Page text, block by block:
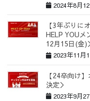
2024年8月12
【3年ぶりに
HELP YOUメ
12月15日(金)
2023年11月
【24卒向け
決定＞
2023年9月27